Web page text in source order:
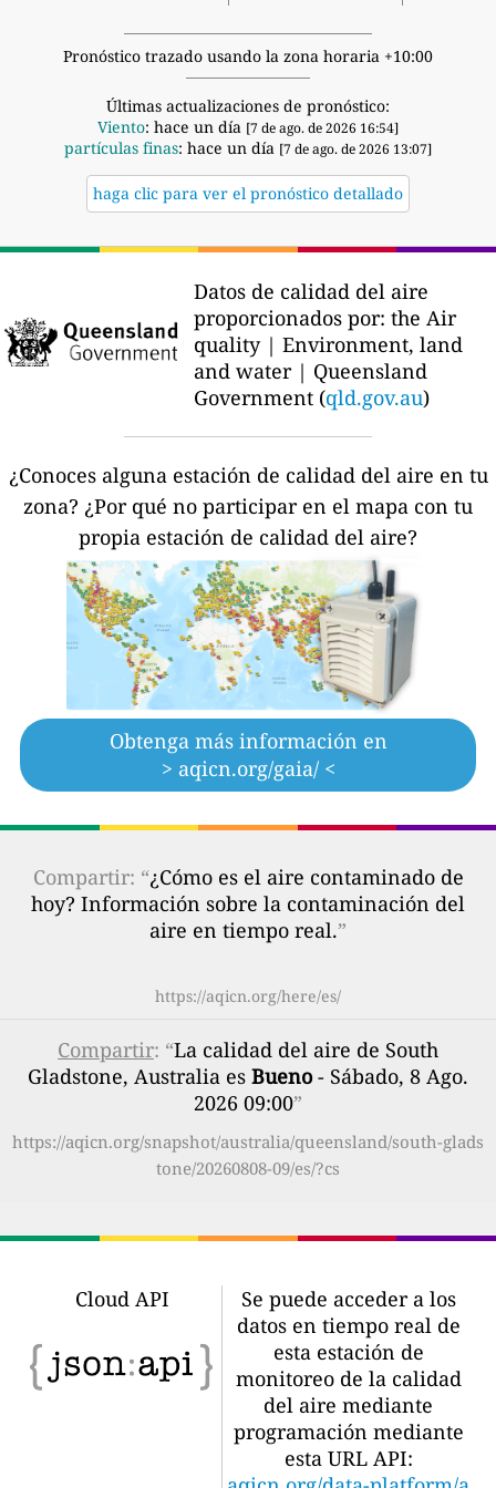
Pronóstico trazado usando la zona horaria +10:00
Últimas actualizaciones de pronóstico:
Viento: hace un día [7 de ago. de 2026 16:54]
partículas finas: hace un día [7 de ago. de 2026 13:07]
haga clic para ver el pronóstico detallado
Datos de calidad del aire
proporcionados por: the Air
quality | Environment, land
and water | Queensland
Government (qld.gov.au)
¿Conoces alguna estación de calidad del aire en tu
zona? ¿Por qué no participar en el mapa con tu
propia estación de calidad del aire?
Obtenga más información en
> aqicn.org/gaia/ <
Compartir: “¿Cómo es el aire contaminado de
hoy? Información sobre la contaminación del
aire en tiempo real.”
https://aqicn.org/here/es/
Compartir: “La calidad del aire de South
Gladstone, Australia es Bueno- Sábado, 8 Ago.
2026 09:00”
https://aqicn.org/snapshot/australia/queensland/south-glads
tone/20260808-09/es/?cs
Cloud API
Se puede acceder a los
datos en tiempo real de
esta estación de
monitoreo de la calidad
del aire mediante
programación mediante
esta URL API: